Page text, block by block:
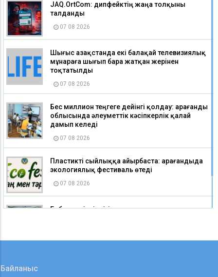
JAQ.OrtCom: дипфейктің жаңа толқыны
талданды
07 08 2026
Шығыс Қазақстанда екі балақай телевизиялық
мұнараға шығып бара жатқан жерінен
тоқтатылды
07 08 2026
Бес миллион теңгеге дейінгі қолдау: Қарағанды
облысында әлеуметтік кәсіпкерлік қалай
дамып келеді
07 08 2026
Пластикті сыйлыққа айырбаста: Қарағандыда
экологиялық фестиваль өтеді
07 08 2026
Еңбек қауіпсіздігі мен жұмысшылар құқығы:
Байланыс